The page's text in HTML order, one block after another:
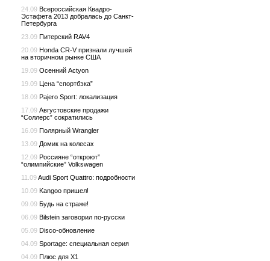
24.09 Всероссийская Квадро-
Эстафета 2013 добралась до Санкт-
Петербурга
23.09 Питерский RAV4
20.09 Honda CR-V признали лучшей
на вторичном рынке США
19.09 Осенний Actyon
19.09 Цена “спортбэка”
18.09 Pajero Sport: локализация
17.09 Августовские продажи
“Соллерс” сократились
16.09 Полярный Wrangler
13.09 Домик на колесах
12.09 Россияне “откроют”
“олимпийские” Volkswagen
11.09Audi Sport Quattro: подробности
10.09 Kangoo пришел!
09.09 Будь на страже!
06.09 Bilstein заговорил по-русски
05.09 Disco-обновление
04.09 Sportage: специальная серия
04.09 Плюс для X1